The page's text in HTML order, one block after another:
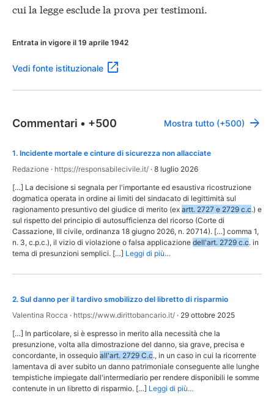
cui la legge esclude la prova per testimoni.
Entrata in vigore il 19 aprile 1942
Vedi fonte istituzionale
Commentari • +500 Mostra tutto (+500)
1. Incidente mortale e cinture di sicurezza non allacciate
Redazione · https://responsabilecivile.it/ · 8 luglio 2026
[…] La decisione si segnala per l'importante ed esaustiva ricostruzione
dogmatica operata in ordine ai limiti del sindacato di legittimità sul
ragionamento presuntivo del giudice di merito (ex artt. 2727 e 2729 c.c.) e
sul rispetto del principio di autosufficienza del ricorso (Corte di
Cassazione, III civile, ordinanza 18 giugno 2026, n. 20714). […] comma 1,
n. 3, c.p.c.), il vizio di violazione o falsa applicazione dell'art. 2729 c.c. in
tema di presunzioni semplici. […] Leggi di più…
2. Sul danno per il tardivo smobilizzo del libretto di risparmio
Valentina Rocca · https://www.dirittobancario.it/ · 29 ottobre 2025
[…] In particolare, si è espresso in merito alla necessità che la
presunzione, volta alla dimostrazione del danno, sia grave, precisa e
concordante, in ossequio all'art. 2729 C.c., in un caso in cui la ricorrente
lamentava di aver subito un danno patrimoniale conseguente alle lunghe
tempistiche impiegate dall'intermediario per rendere disponibili le somme
contenute in un libretto di risparmio. […] Leggi di più…